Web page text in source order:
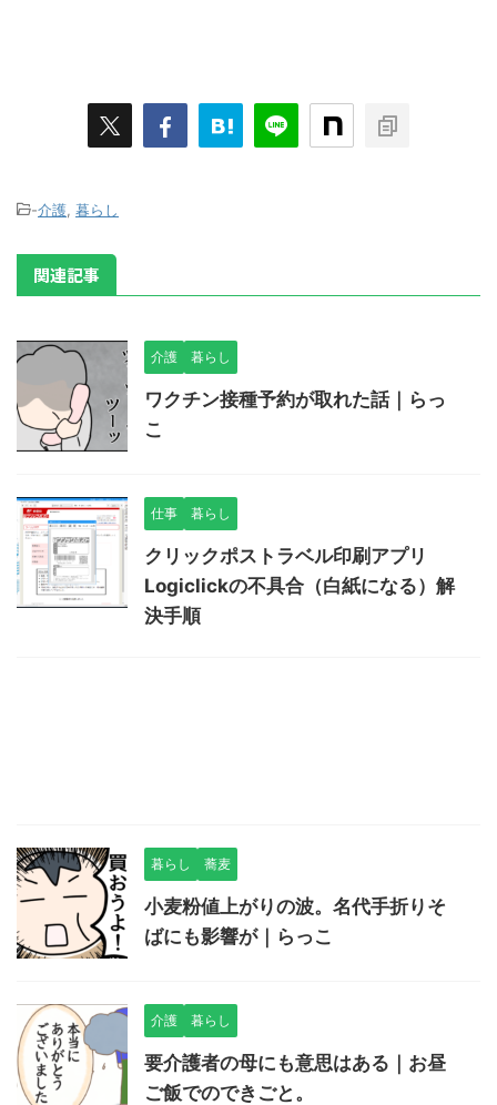
-介護 暮らし
関連記事
介護 暮らし
ワクチン接種予約が取れた話｜らっ
こ
仕事 暮らし
クリックポストラベル印刷アプリ
Logiclickの不具合（白紙になる）解
決手順
暮らし 蕎麦
小麦粉値上がりの波。名代手折りそ
ばにも影響が｜らっこ
介護 暮らし
要介護者の母にも意思はある｜お昼
ご飯でのできごと。